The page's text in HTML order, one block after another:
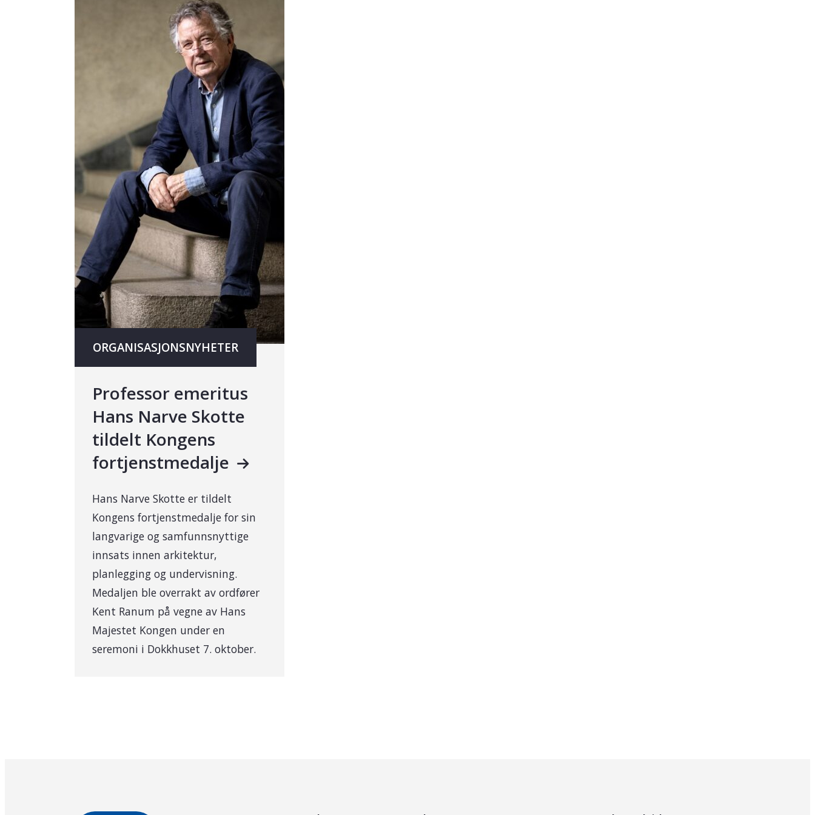
ORGANISASJONSNYHETER
Professor emeritus
Hans Narve Skotte
tildelt Kongens
fortjenstmedalje
Hans Narve Skotte er tildelt
Kongens fortjenstmedalje for sin
langvarige og samfunnsnyttige
innsats innen arkitektur,
planlegging og undervisning.
Medaljen ble overrakt av ordfører
Kent Ranum på vegne av Hans
Majestet Kongen under en
seremoni i Dokkhuset 7. oktober.